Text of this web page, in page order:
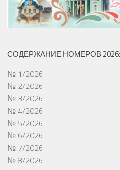
СОДЕРЖАНИЕ НОМЕРОВ 2026:
№ 1/2026
№ 2/2026
№ 3/2026
№ 4/2026
№ 5/2026
№ 6/2026
№ 7/2026
№ 8/2026